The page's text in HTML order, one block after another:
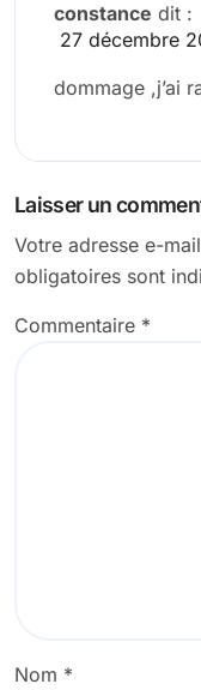
constance dit :
27 décembre
dommage ,j’ai
Laisser un
Votre adresse e-
obligatoires sont
Commentaire *
Nom *